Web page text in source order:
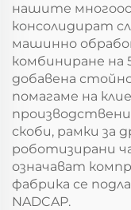
нашите
консолидират
машинно
комбиниране на
добавена
помагаме на
скоби, рамки за
роботизирани
означават
фабрика се
NADCAP.